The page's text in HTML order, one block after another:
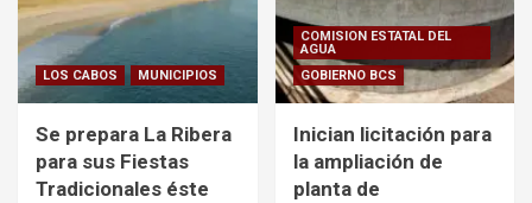
LOS CABOS MUNICIPIOS
Se prepara La Ribera
para sus Fiestas
Tradicionales éste
COMISION ESTATAL DEL
AGUA
GOBIERNO BCS
Inician licitación para
la ampliación de
planta de